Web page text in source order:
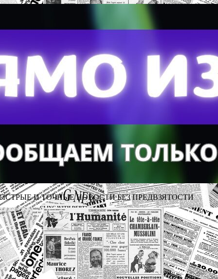
И ТОЧНЫЕ НОВОСТИ БЕЗ ПРЕДВЗЯТОСТИ